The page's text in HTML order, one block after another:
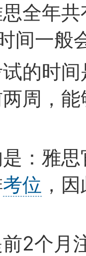
全年
间一般
的时
周，
：雅
考位 ，
2个月